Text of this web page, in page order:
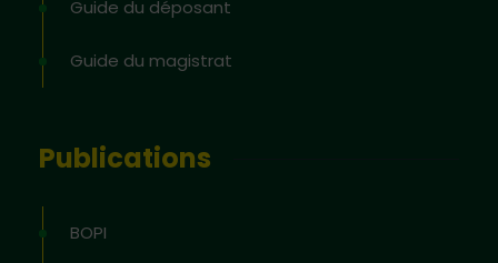
Guide du déposant
Guide du magistrat
Publications
BOPI